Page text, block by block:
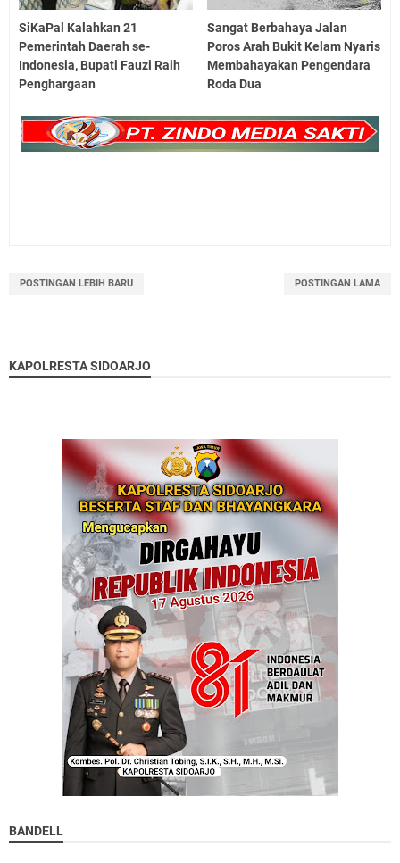
SiKaPal Kalahkan 21
Pemerintah Daerah se-
Indonesia, Bupati Fauzi Raih
Penghargaan
Sangat Berbahaya Jalan
Poros Arah Bukit Kelam Nyaris
Membahayakan Pengendara
Roda Dua
POSTINGAN LEBIH BARU POSTINGAN LAMA
KAPOLRESTA SIDOARJO
BANDELL